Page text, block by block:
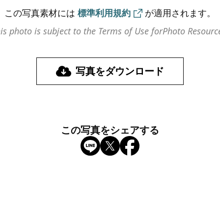
この写真素材には 標準利用規約 が適用されます。
photo is subject to the Terms of Use forPhoto
写真をダウンロード
この写真をシェアする